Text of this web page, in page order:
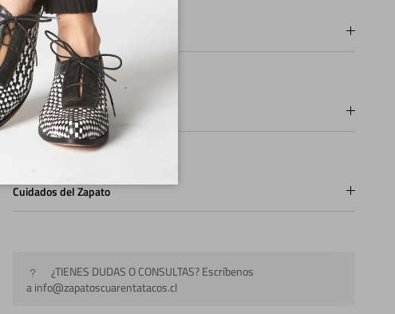
Medios de pago
Cambios y Devoluciones
Cuidados del Zapato
¿TIENES DUDAS O CONSULTAS? Escríbenos
a info@zapatoscuarentatacos.cl